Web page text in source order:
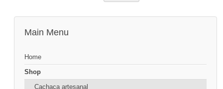
Main Menu
Home
Shop
Cachaça artesanal